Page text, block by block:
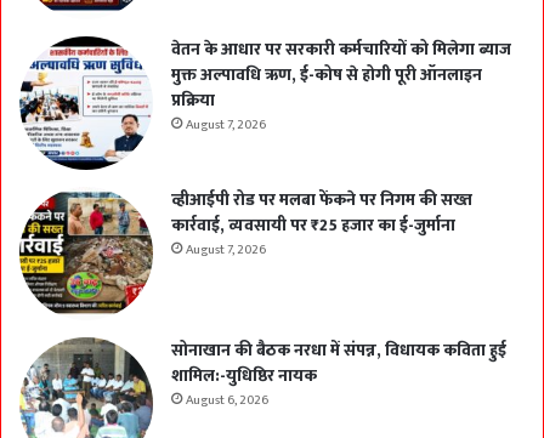
वेतन के आधार पर सरकारी कर्मचारियों को मिलेगा ब्याज
मुक्त अल्पावधि ऋण, ई-कोष से होगी पूरी ऑनलाइन
प्रक्रिया
August 7, 2026
व्हीआईपी रोड पर मलबा फेंकने पर निगम की सख्त
कार्रवाई, व्यवसायी पर ₹25 हजार का ई-जुर्माना
August 7, 2026
सोनाखान की बैठक नरधा में संपन्न, विधायक कविता हुई
शामिल:-युधिष्ठिर नायक
August 6, 2026